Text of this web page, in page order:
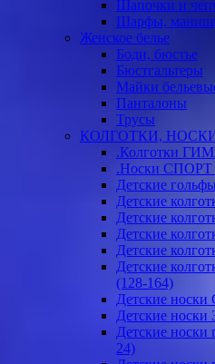
Шапочки и
Шарфы,
Женское белье
Боди, бюстье
Бюстгальтеры
Майки
Панталоны
Трусы
КОЛГОТКИ, НОСКИ,
.Колготки
.Носки
Детские гольфы
Детские
Детские
Детские
Детские
Детские
(128-164)
Детские
Детские
Детские
24)